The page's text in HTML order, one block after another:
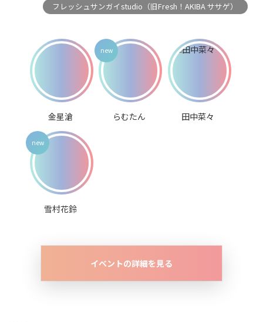
フレッシュサンガイstudio（旧Fresh！AKIBA ササゲ）
金星滄 らむたん 田中菜々
雪村花鈴
イベントの詳細を見る